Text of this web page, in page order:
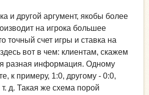
и другой аргумент, якобы более
на игрока большее
точный счет игры и ставка на
вот в чем: клиентам, скажем
разная информация. Одному
к примеру, 1:0, другому - 0:0,
д. Такая же схема порой